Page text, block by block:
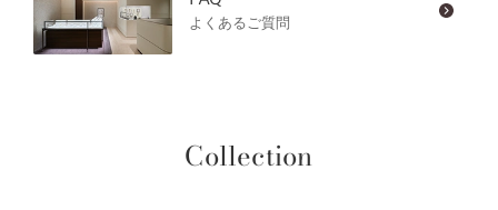
よくあるご質問
Collection